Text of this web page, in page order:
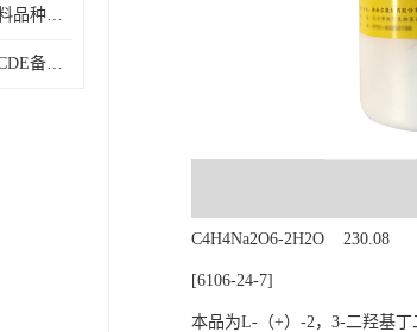
医药级轻质氧化镁原料品种多 有 质量好GMP认证 CDE备案
药用级原料白色粉末CDE备案cas56-75-7
C4H4Na2O6-2H2O 230.08
[6106-24-7]
本品为L-（+）-2，3-二羟基丁